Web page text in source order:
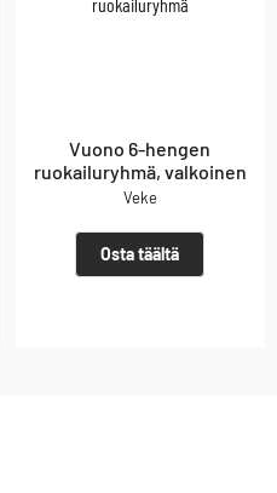
Vuono 6-hengen
ruokailuryhmä, valkoinen
Veke
Osta täältä